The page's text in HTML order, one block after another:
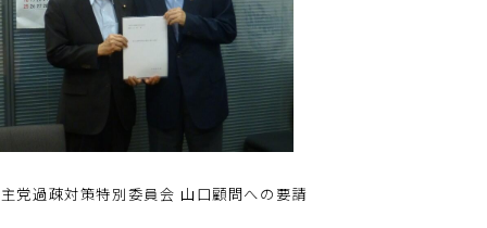
党過疎対策特別委員会 山口顧問への要請